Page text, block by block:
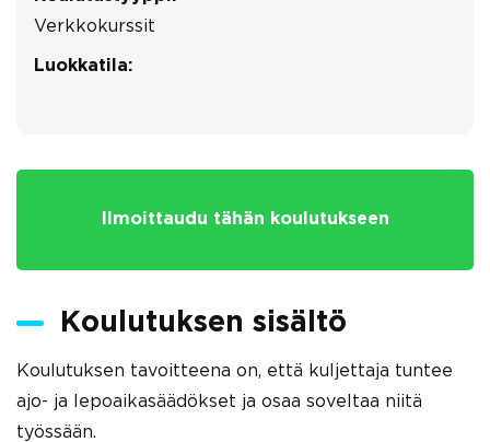
Verkkokurssit
Luokkatila:
Ilmoittaudu tähän koulutukseen
Koulutuksen sisältö
Koulutuksen tavoitteena on, että kuljettaja tuntee
ajo- ja lepoaikasäädökset ja osaa soveltaa niitä
työssään.